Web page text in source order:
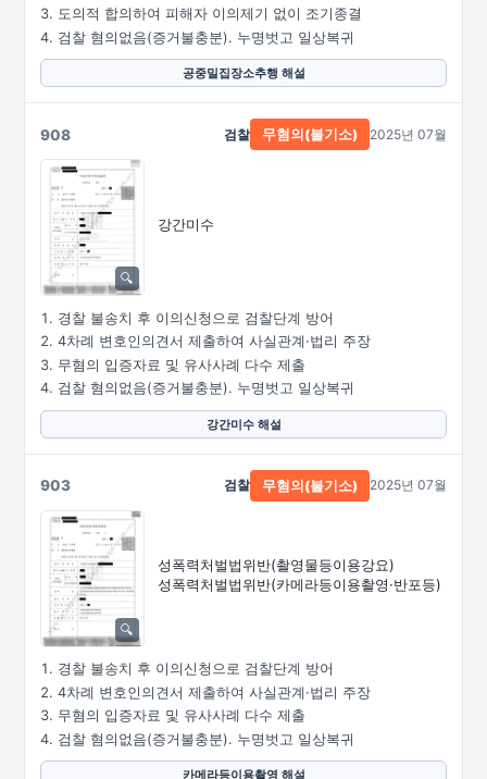
도의적 합의하여 피해자 이의제기 없이 조기종결
검찰 혐의없음(증거불충분). 누명벗고 일상복귀
공중밀집장소추행 해설
908
강간미수
검찰 무혐의(불기소) 2025년 07월
경찰 불송치 후 이의신청으로 검찰단계 방어
4차례 변호인의견서 제출하여 사실관계·법리 주장
무혐의 입증자료 및 유사사례 다수 제출
검찰 혐의없음(증거불충분). 누명벗고 일상복귀
강간미수 해설
903
성폭력처벌법위반(촬영물등이용강요)
성폭력처벌법위반(카메라등이용촬영·반포등)
검찰 무혐의(불기소) 2025년 07월
경찰 불송치 후 이의신청으로 검찰단계 방어
4차례 변호인의견서 제출하여 사실관계·법리 주장
무혐의 입증자료 및 유사사례 다수 제출
검찰 혐의없음(증거불충분). 누명벗고 일상복귀
카메라등이용촬영 해설